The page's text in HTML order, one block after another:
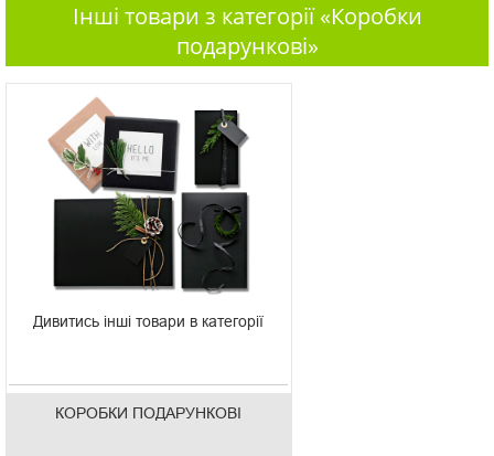
Інші товари з категорії «Коробки
подарункові»
Дивитись інші товари в категорії
КОРОБКИ ПОДАРУНКОВІ